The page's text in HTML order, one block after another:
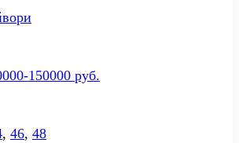
150000 руб.
, 46, 48